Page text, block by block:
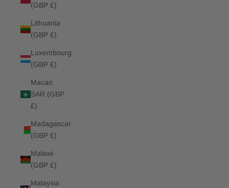
(GBP £)
Lithuania
(GBP £)
Luxembourg
(GBP £)
Macao
SAR (GBP
£)
Madagascar
(GBP £)
Malawi
(GBP £)
Malaysia